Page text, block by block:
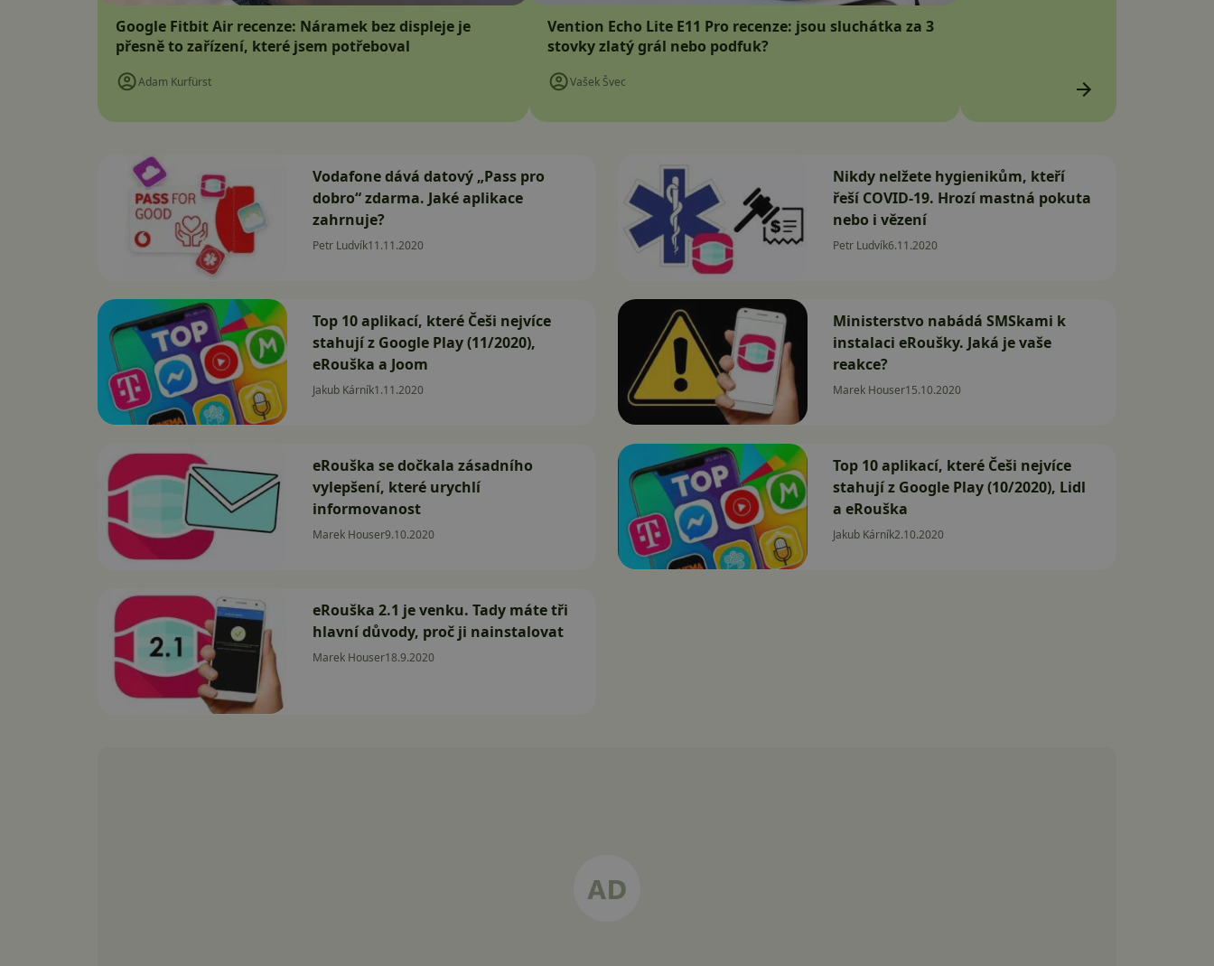
Google Fitbit Air recenze: Náramek bez displeje je
přesně to zařízení, které jsem potřeboval
Adam Kurfürst
Vention Echo Lite E11 Pro recenze: jsou sluchátka za 3
stovky zlatý grál nebo podfuk?
Vašek Švec
Vodafone dává datový „Pass pro
dobro“ zdarma. Jaké aplikace
zahrnuje?
Petr Ludvík11.11.2020
Nikdy nelžete hygienikům, kteří
řeší COVID-19. Hrozí mastná pokuta
nebo i vězení
Petr Ludvík6.11.2020
Top 10 aplikací, které Češi nejvíce
stahují z Google Play (11/2020),
eRouška a Joom
Jakub Kárník1.11.2020
Ministerstvo nabádá SMSkami k
instalaci eRoušky. Jaká je vaše
reakce?
Marek Houser15.10.2020
eRouška se dočkala zásadního
vylepšení, které urychlí
informovanost
Marek Houser9.10.2020
Top 10 aplikací, které Češi nejvíce
stahují z Google Play (10/2020), Lidl
a eRouška
Jakub Kárník2.10.2020
eRouška 2.1 je venku. Tady máte tři
hlavní důvody, proč ji nainstalovat
Marek Houser18.9.2020